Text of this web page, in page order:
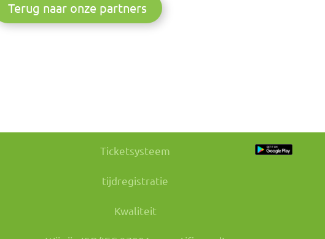
Terug naar onze partners
Ticketsysteem
tijdregistratie
Kwaliteit